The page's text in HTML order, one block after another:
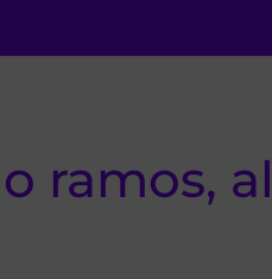
ramos,